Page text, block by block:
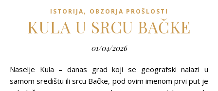
ISTORIJA, OBZORJA PROŠLOSTI
KULA U SRCU BAČKE
01/04/2026
Naselje Kula – danas grad koji se geografski nalazi u
samom središtu ili srcu Bačke, pod ovim imenom prvi put je